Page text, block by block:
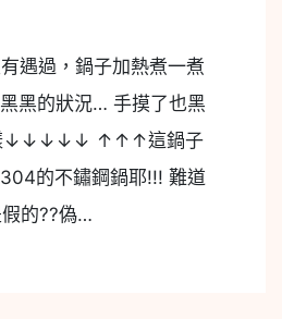
遇過，鍋子加熱煮一煮
黑的狀況… 手摸了也黑
樣↓↓↓↓↓ ↑↑↑這鍋子
的不鏽鋼鍋耶!!! 難道
的??偽…